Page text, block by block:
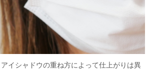
イシャドウの重ね方によって仕上がりは異